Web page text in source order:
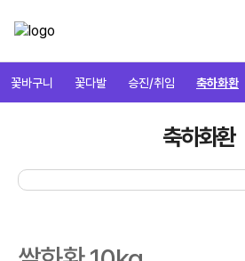
꽃바구니 꽃다발 승진/취임 축하화환
축하화환